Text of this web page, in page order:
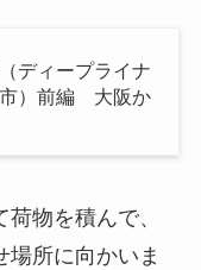
ディープライナ
）前編 大阪か
物を積んで、
場所に向かいま